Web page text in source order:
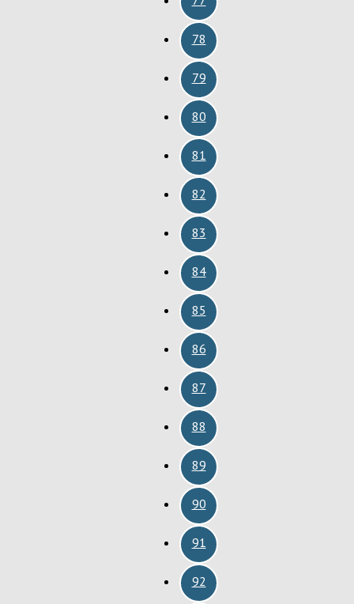
78
79
80
81
82
83
84
85
86
87
88
89
90
91
92